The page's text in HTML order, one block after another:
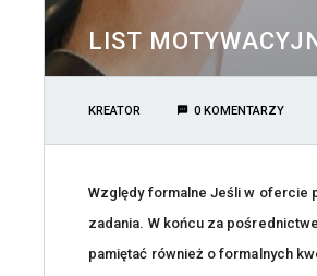
LIST
KREATOR 0 KOMENTARZY
Względy formalne Jeśli w ofercie
zadania. W końcu za
pamiętać również o formalnych